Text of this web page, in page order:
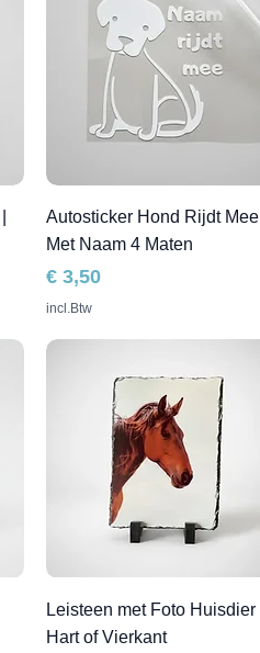
Autosticker Hond Rijdt Mee |
Met Naam 4 Maten
Prijs
€ 3,50
incl.Btw
Leisteen met Foto Huisdier |
Hart of Vierkant